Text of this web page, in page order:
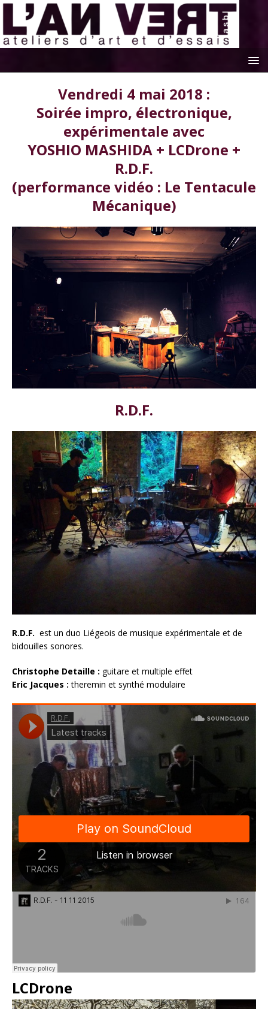
Vendredi 4 mai 2018 :
Soirée impro, électronique,
expérimentale avec
YOSHIO MASHIDA + LCDrone +
R.D.F.
(performance vidéo : Le Tentacule
Mécanique)
R.D.F.
R.D.F. est un duo Liégeois de musique expérimentale et de
bidouilles sonores.
Christophe Detaille : guitare et multiple effet
Eric Jacques : theremin et synthé modulaire
LCDrone